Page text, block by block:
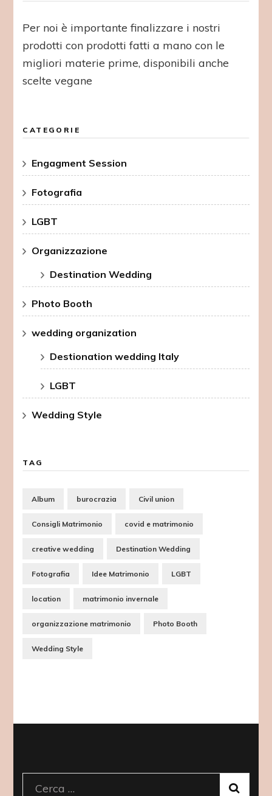
Per noi è importante finalizzare i nostri
prodotti con prodotti fatti a mano con le
migliori materie prime, disponibili anche
scelte vegane
CATEGORIE
Engagment Session
Fotografia
LGBT
Organizzazione
Destination Wedding
Photo Booth
wedding organization
Destionation wedding Italy
LGBT
Wedding Style
TAG
Album burocrazia Civil union
Consigli Matrimonio covid e matrimonio
creative wedding Destination Wedding
Fotografia Idee Matrimonio LGBT
location matrimonio invernale
organizzazione matrimonio Photo Booth
Wedding Style
Ricerca